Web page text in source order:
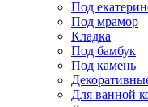
Под
Под мрамор
Кладка
Под бамбук
Под камень
Для ванной